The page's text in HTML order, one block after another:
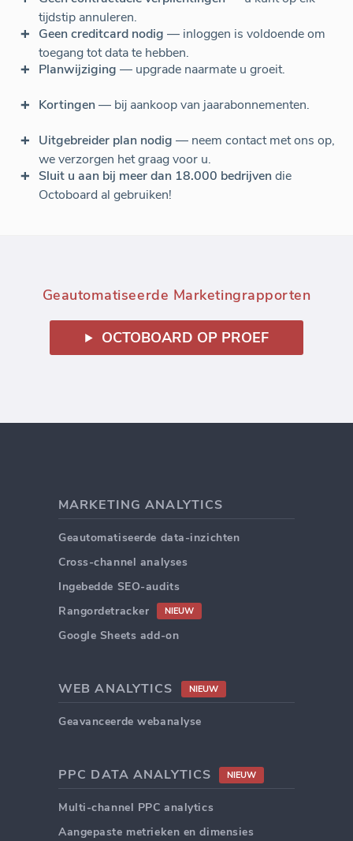
tijdstip annuleren.
Geen creditcard nodig — inloggen is voldoende om
toegang tot data te hebben.
Planwijziging — upgrade naarmate u groeit.
Kortingen— bij aankoop van jaarabonnementen.
Uitgebreider plan nodig — neem contact met ons op,
we verzorgen het graag voor u.
Sluit u aan bij meer dan 18.000 bedrijvendie
Octoboard al gebruiken!
Geautomatiseerde Marketingrapporten
OCTOBOARD OP PROEF
MARKETING ANALYTICS
Geautomatiseerde data-inzichten
Cross-channel analyses
Ingebedde SEO-audits
Rangordetracker
NIEUW
Google Sheets add-on
WEB ANALYTICS NIEUW
Geavanceerde webanalyse
PPC DATA ANALYTICS NIEUW
Multi-channel PPC analytics
Aangepaste metrieken en dimensies